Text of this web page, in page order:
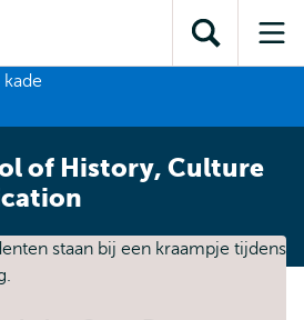
inhoud
Direct naar
subnavigatieToon
zoekveld
of History, Culture